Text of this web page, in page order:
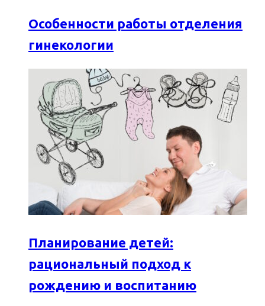
Особенности работы отделения
гинекологии
Планирование детей:
рациональный подход к
рождению и воспитанию